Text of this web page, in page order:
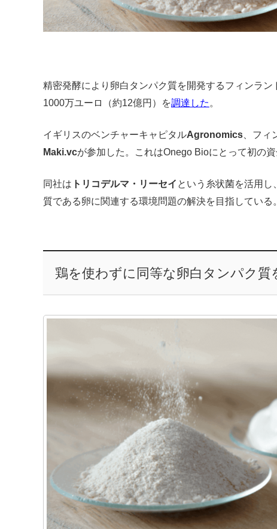
精密発酵により卵白タンパク質を開発するフィンラン
1000万ユーロ（約12億円）を調達した 。
イギリスのベンチャーキャピタルAgronomics 、フ
Maki.vcが参加した。 これはOnego Bioにとって初の資
同社は トリコデルマ・リーセイ という糸状菌を活用し
質である卵に関連する環境問題の解決を目指している。
鶏を使わずに同等な卵白タンパク質